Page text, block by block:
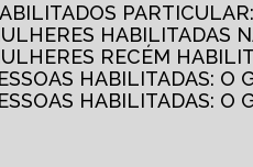
HABILITADAS
RECÉM
HABILITADAS:
HABILITADAS: O